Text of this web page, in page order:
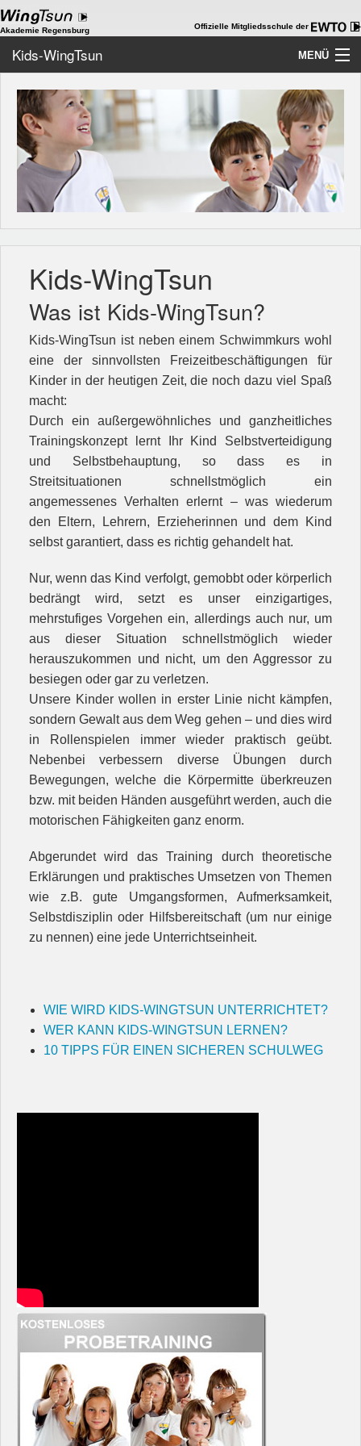
Akademie Regensburg Offizielle Mitgliedsschule der
Kids-WingTsun MENÜ
Home
Akademie
WingTsun
Kids-WingTsun
ChiKung
WT als Beruf
Team
Galerie
Kontakt
Unterricht
Kids-WingTsun
Was ist Kids-WingTsun?
Kids-WingTsun ist neben einem Schwimmkurs wohl
eine der sinnvollsten Freizeitbeschäftigungen für
Kinder in der heutigen Zeit, die noch dazu viel Spaß
macht:
Durch ein außergewöhnliches und ganzheitliches
Trainingskonzept lernt Ihr Kind Selbstverteidigung
und Selbstbehauptung, so dass es in
Streitsituationen schnellstmöglich ein
angemessenes Verhalten erlernt – was wiederum
den Eltern, Lehrern, Erzieherinnen und dem Kind
selbst garantiert, dass es richtig gehandelt hat.
Nur, wenn das Kind verfolgt, gemobbt oder körperlich
bedrängt wird, setzt es unser einzigartiges,
mehrstufiges Vorgehen ein, allerdings auch nur, um
aus dieser Situation schnellstmöglich wieder
herauszukommen und nicht, um den Aggressor zu
besiegen oder gar zu verletzen.
Unsere Kinder wollen in erster Linie nicht kämpfen,
sondern Gewalt aus dem Weg gehen – und dies wird
in Rollenspielen immer wieder praktisch geübt.
Nebenbei verbessern diverse Übungen durch
Bewegungen, welche die Körpermitte überkreuzen
bzw. mit beiden Händen ausgeführt werden, auch die
motorischen Fähigkeiten ganz enorm.
Abgerundet wird das Training durch theoretische
Erklärungen und praktisches Umsetzen von Themen
wie z.B. gute Umgangsformen, Aufmerksamkeit,
Selbstdisziplin oder Hilfsbereitschaft (um nur einige
zu nennen) eine jede Unterrichtseinheit.
WIE WIRD KIDS-WINGTSUN UNTERRICHTET?
WER KANN KIDS-WINGTSUN LERNEN?
10 TIPPS FÜR EINEN SICHEREN SCHULWEG